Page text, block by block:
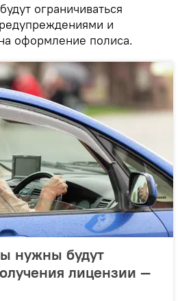
ограничиваться
и
оформление полиса.
нужны будут
лицензии —